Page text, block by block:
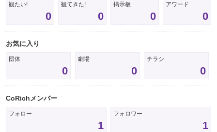
観たい!
0
観てきた!
0
掲示板
0
アワード
0
お気に入り
団体
0
劇場
0
チラシ
0
CoRichメンバー
フォロー
1
フォロワー
1